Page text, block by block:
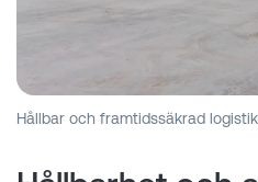
Hållbar och framtidssäkrad